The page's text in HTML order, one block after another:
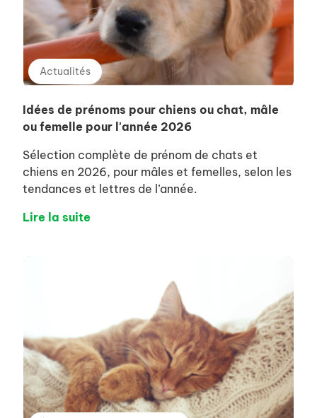
Actualités
Idées de prénoms pour chiens ou chat, mâle
ou femelle pour l'année 2026
Sélection complète de prénom de chats et
chiens en 2026, pour mâles et femelles, selon les
tendances et lettres de l’année.
Lire la suite